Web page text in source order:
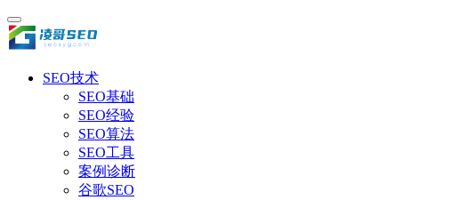
SEO技术
SEO基础
SEO经验
SEO算法
SEO工具
案例诊断
谷歌SEO